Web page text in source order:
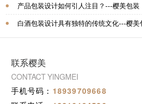
产品包装设计如何引人注目？---樱美包装
白酒包装设计具有独特的传统文化---樱美
联系樱美
CONTACT YINGMEI
手机号码： 18939709668